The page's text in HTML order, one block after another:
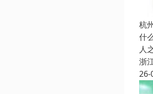
杭
什
人
浙
26-